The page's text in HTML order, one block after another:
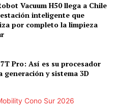
Vacuum H50 llega a Chile
inteligente que
por completo la limpieza
Pro: Así es su procesador
generación y sistema 3D